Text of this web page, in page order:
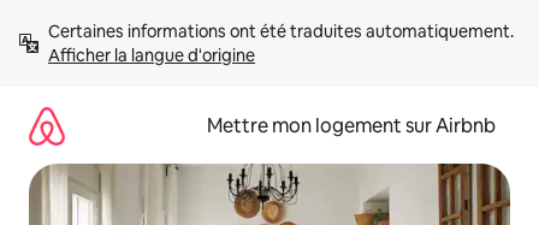
directement
Afficher la langue d'origine
Mettre mon logement sur Airbnb